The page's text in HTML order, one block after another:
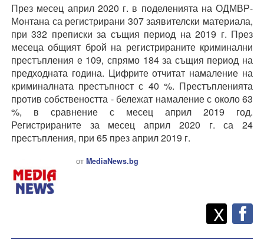
През месец април 2020 г. в поделенията на ОДМВР-
Монтана са регистрирани 307 заявителски материала,
при 332 преписки за същия период на 2019 г. През
месеца общият брой на регистрираните криминални
престъпления е 109, спрямо 184 за същия период на
предходната година. Цифрите отчитат намаление на
криминалната престъпност с 40 %. Престъпленията
против собствеността - бележат намаление с около 63
%, в сравнение с месец април 2019 год.
Регистрираните за месец април 2020 г. са 24
престъпления, при 65 през април 2019 г.
от MediaNews.bg
Споделете
X